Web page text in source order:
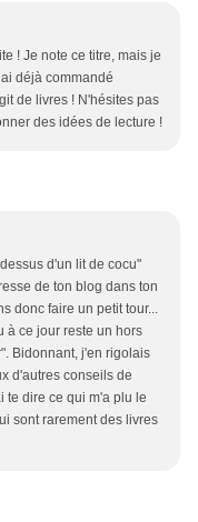
! Je note ce titre, mais je
déjà commandé
de livres ! N'hésites pas
des idées de lecture !
d'un lit de cocu"
de ton blog dans ton
donc faire un petit tour...
à ce jour reste un hors
Bidonnant, j'en rigolais
d'autres conseils de
te dire ce qui m'a plu le
sont rarement des livres